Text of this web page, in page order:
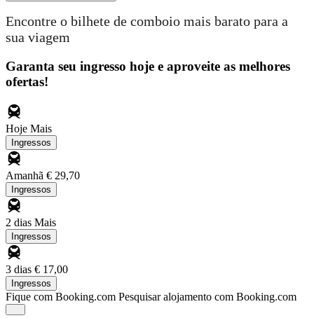
Encontre o bilhete de comboio mais barato para a
sua viagem
Garanta seu ingresso hoje e aproveite as melhores
ofertas!
Hoje Mais
Ingressos
Amanhã € 29,70
Ingressos
2 dias Mais
Ingressos
3 dias € 17,00
Ingressos
Fique com Booking.com Pesquisar alojamento com Booking.com